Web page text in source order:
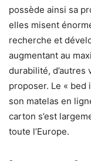
possède ainsi sa
elles misent
recherche et
augmentant au
durabilité,
proposer. Le « bed
son matelas en
carton s’est
toute l’Europe.